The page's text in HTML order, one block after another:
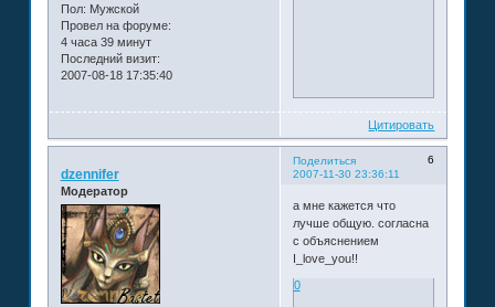
Пол: Мужской
Провел на форуме:
4 часа 39 минут
Последний визит:
2007-08-18 17:35:40
Цитировать
Поделиться
6
2007-11-30 23:36:11
dzennifer
Модератор
а мне кажется что
лучше общую. согласна
с объяснением
I_love_you!!
0